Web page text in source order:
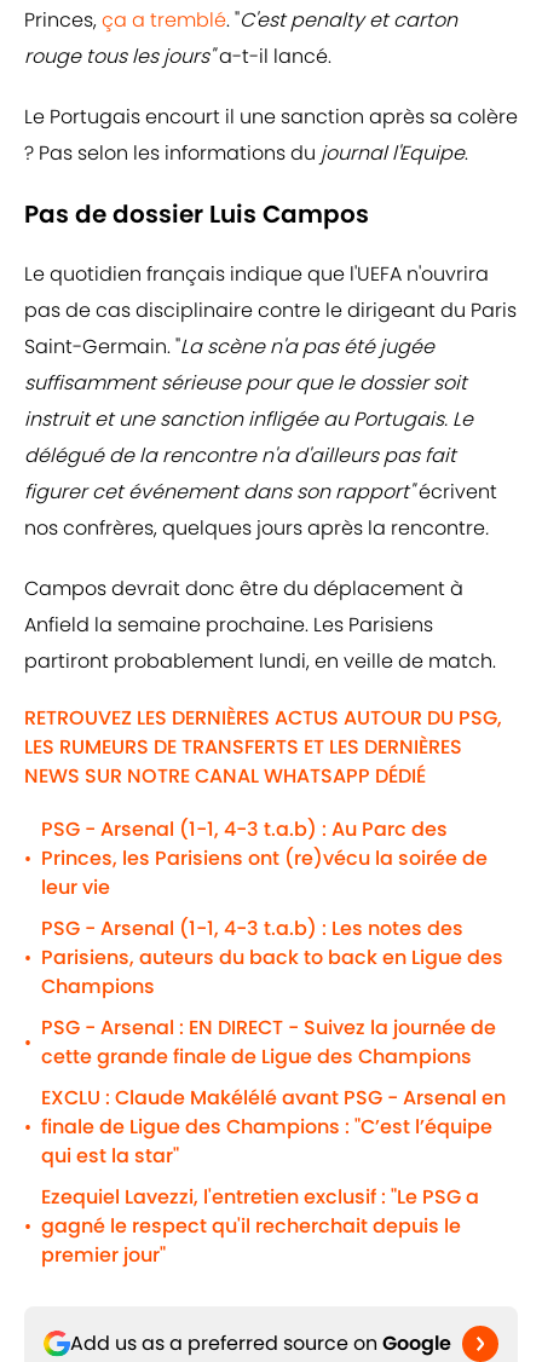
Princes,ça a tremblé. "C'est penalty et carton
rouge tous les jours"a-t-il lancé.
Le Portugais encourt il une sanction après sa colère
? Pas selon les informations du journal l'Equipe.
Pas de dossier Luis Campos
Le quotidien français indique que l'UEFA n'ouvrira
pas de cas disciplinaire contre le dirigeant du Paris
Saint-Germain. "La scène n'a pas été jugée
suffisamment sérieuse pour que le dossier soit
instruit et une sanction infligée au Portugais. Le
délégué de la rencontre n'a d'ailleurs pas fait
figurer cet événement dans son rapport"écrivent
nos confrères, quelques jours après la rencontre.
Campos devrait donc être du déplacement à
Anfield la semaine prochaine. Les Parisiens
partiront probablement lundi, en veille de match.
RETROUVEZ LES DERNIÈRES ACTUS AUTOUR DU PSG,
LES RUMEURS DE TRANSFERTS ET LES DERNIÈRES
NEWS SUR NOTRE CANAL WHATSAPP DÉDIÉ
•
PSG - Arsenal (1-1, 4-3 t.a.b) : Au Parc des
Princes, les Parisiens ont (re)vécu la soirée de
leur vie
•
PSG - Arsenal (1-1, 4-3 t.a.b) : Les notes des
Parisiens, auteurs du back to back en Ligue des
Champions
•
PSG - Arsenal : EN DIRECT - Suivez la journée de
cette grande finale de Ligue des Champions
•
EXCLU : Claude Makélélé avant PSG - Arsenal en
finale de Ligue des Champions : "C’est l’équipe
qui est la star"
•
Ezequiel Lavezzi, l'entretien exclusif : "Le PSG a
gagné le respect qu'il recherchait depuis le
premier jour"
Add us as a preferred source on Google